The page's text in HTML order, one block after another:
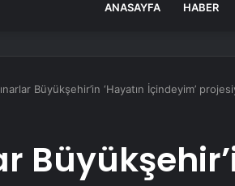
ANASAYFA HABER
Büyükşehir’in ‘Hayatın İçindeyim’